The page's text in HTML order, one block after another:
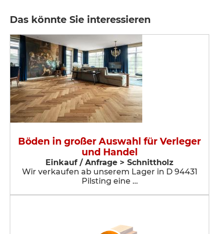
Das könnte Sie interessieren
Böden in großer Auswahl für Verleger
und Handel
Einkauf / Anfrage > Schnittholz
Wir verkaufen ab unserem Lager in D 94431
Pilsting eine …